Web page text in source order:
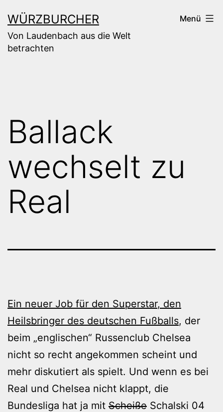
Inhalt
springen
WÜRZBURCHER
Von Laudenbach aus die Welt
betrachten
Menü
Ballack
wechselt zu
Real
Ein neuer Job für den Superstar, den
Heilsbringer des deutschen Fußballs, der
beim „englischen“ Russenclub Chelsea
nicht so recht angekommen scheint und
mehr diskutiert als spielt. Und wenn es bei
Real und Chelsea nicht klappt, die
Bundesliga hat ja mit Scheiße Schalski 04